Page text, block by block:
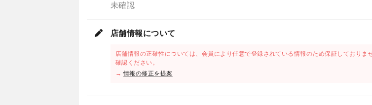
未確認
店舗情報について
店舗情報の正確性については、会員により任意で登録されている情報のため保証しており
確認ください。
→情報の修正を提案